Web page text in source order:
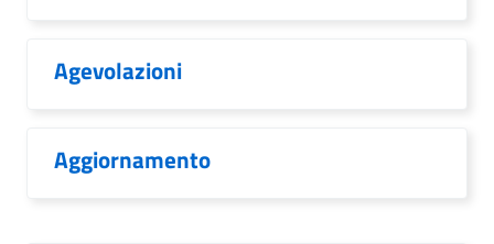
Agevolazioni
Aggiornamento